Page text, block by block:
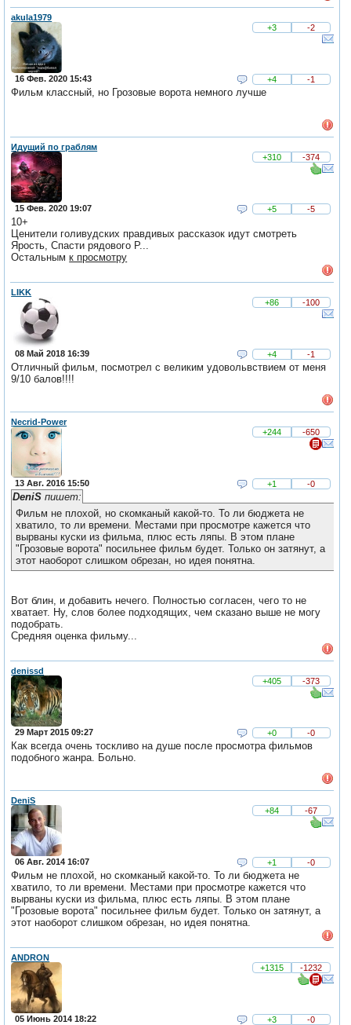
akula1979
+3
-2
16 Фев. 2020 15:43 +4 -1
Фильм классный, но Грозовые ворота немного лучше
Идущий по граблям
+310
-374
15 Фев. 2020 19:07 +5 -5
10+
Ценители голивудских правдивых рассказок идут смотреть
Ярость, Спасти рядового Р...
Остальнымк просмотру
LIKK
+86
-100
08 Май 2018 16:39 +4 -1
Отличный фильм, посмотрел с великим удовольвствием от меня
9/10 балов!!!!
Necrid-Power
+244
-650
13 Авг. 2016 15:50 +1 -0
DeniSпишет:
Фильм не плохой, но скомканый какой-то. То ли бюджета не
хватило, то ли времени. Местами при просмотре кажется что
вырваны куски из фильма, плюс есть ляпы. В этом плане
"Грозовые ворота" посильнее фильм будет. Только он затянут, а
этот наоборот слишком обрезан, но идея понятна.
Вот блин, и добавить нечего. Полностью согласен, чего то не
хватает. Ну, слов более подходящих, чем сказано выше не могу
подобрать.
Средняя оценка фильму...
denissd
+405
-373
29 Март 2015 09:27 +0 -0
Как всегда очень тоскливо на душе после просмотра фильмов
подобного жанра. Больно.
DeniS
+84
-67
06 Авг. 2014 16:07 +1 -0
Фильм не плохой, но скомканый какой-то. То ли бюджета не
хватило, то ли времени. Местами при просмотре кажется что
вырваны куски из фильма, плюс есть ляпы. В этом плане
"Грозовые ворота" посильнее фильм будет. Только он затянут, а
этот наоборот слишком обрезан, но идея понятна.
ANDRON
+1315
-1232
05 Июнь 2014 18:22 +3 -0